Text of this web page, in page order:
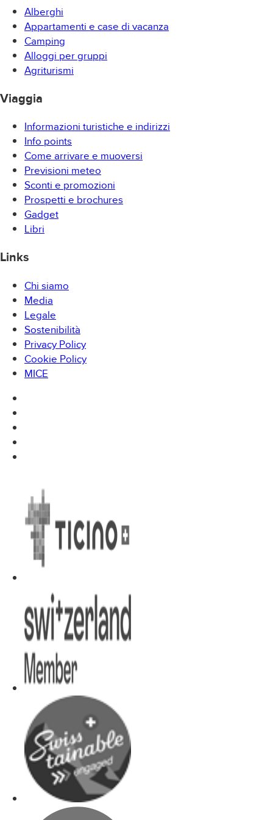
una vista panoramica sul Ticino.
Ma non è tutto, numerose attività outdoor e adventure
assicurano una scarica di adrenalina: la Tirolese che
passa sopra una valle, la Slittovia, il parapendio o il
sentieri MTB che partono dall'Alpe Foppa. Da citare in
particolar modo è la Traversata Monte Tamaro –
Monte Lema e il Sentiero Culturale per le passeggiate
nonchè il trail Monte Tamaro Bike 362 per le MTB.
Delle colonnine di ricarica all'Alpe Foppa e alla
Capanna Tamaro nonchè delle postazioni di
riparazione presso la stazione di partenza a Rivera,
completano l'offerta.
Alberghi
Appartamenti e case di vacanza
Camping
Alloggi per gruppi
Agriturismi
Viaggia
Informazioni turistiche e indirizzi
Info points
Come arrivare e muoversi
Previsioni meteo
Sconti e promozioni
Prospetti e brochures
Gadget
Libri
Links
Chi siamo
Media
Legale
Sostenibilità
Privacy Policy
Cookie Policy
MICE